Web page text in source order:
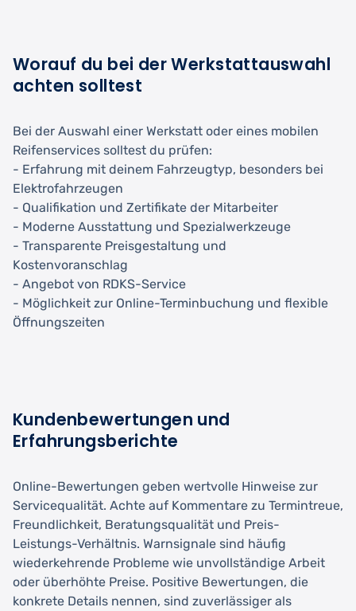
Worauf du bei der Werkstattauswahl
achten solltest
Bei der Auswahl einer Werkstatt oder eines mobilen
Reifenservices solltest du prüfen:
- Erfahrung mit deinem Fahrzeugtyp, besonders bei
Elektrofahrzeugen
- Qualifikation und Zertifikate der Mitarbeiter
- Moderne Ausstattung und Spezialwerkzeuge
- Transparente Preisgestaltung und
Kostenvoranschlag
- Angebot von RDKS-Service
- Möglichkeit zur Online-Terminbuchung und flexible
Öffnungszeiten
Kundenbewertungen und
Erfahrungsberichte
Online-Bewertungen geben wertvolle Hinweise zur
Servicequalität. Achte auf Kommentare zu Termintreue,
Freundlichkeit, Beratungsqualität und Preis-
Leistungs-Verhältnis. Warnsignale sind häufig
wiederkehrende Probleme wie unvollständige Arbeit
oder überhöhte Preise. Positive Bewertungen, die
konkrete Details nennen, sind zuverlässiger als